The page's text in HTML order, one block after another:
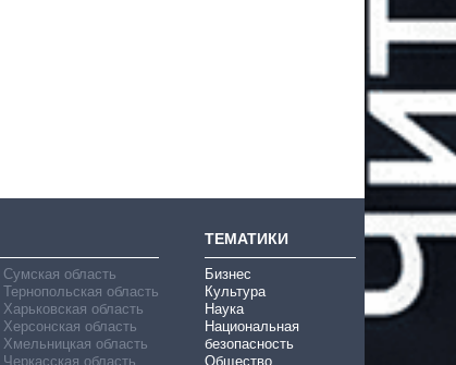
Сумская область
Тернопольская область
Харьковская область
Херсонская область
Хмельницкая область
Черкасская область
ТЕМАТИКИ
Бизнес
Культура
Наука
Национальная
безопасность
Общество